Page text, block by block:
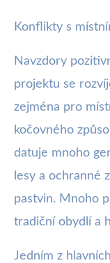
Konflikty s
Navzdory
projektu se
zejména pro
kočovného
datuje mnoho
lesy a ochranné
pastvin. Mnoho
tradiční obydlí a
Jedním z